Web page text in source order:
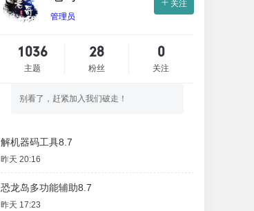
管理员
关注
1036
主题
28
粉丝
0
关注
别看了，赶紧加入我们破走！
解机器码工具8.7
昨天 20:16
恐龙岛多功能辅助8.7
昨天 17:23